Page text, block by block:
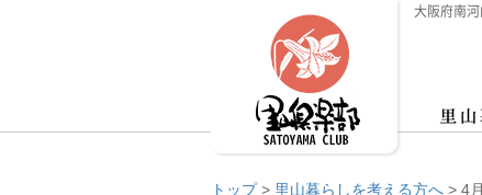
大阪府南
トップ> 里山暮らしを考える方へ > 4